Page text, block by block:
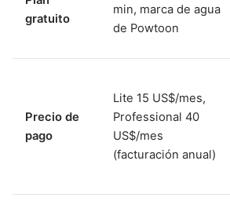
gratuito
min, marca de agua
de Powtoon
Precio de
pago
Lite 15 US$/mes,
Professional 40
US$/mes
(facturación anual)